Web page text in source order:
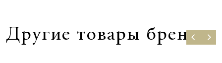
Другие товары бренда